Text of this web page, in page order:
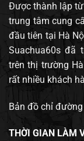
Được thành lập
trung tâm cung
đầu tiên tại Hà
Suachua60s đã
trên thị trường
rất nhiều khách
Bản đồ chỉ đường
THỜI GIAN LÀM